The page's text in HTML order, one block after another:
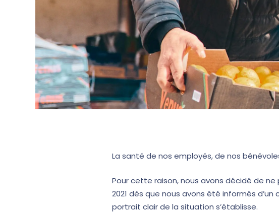
La santé de nos employés, de nos
Pour cette raison, nous avons décidé de ne
2021 dès que nous avons été informés
portrait clair de la situation s’établisse.